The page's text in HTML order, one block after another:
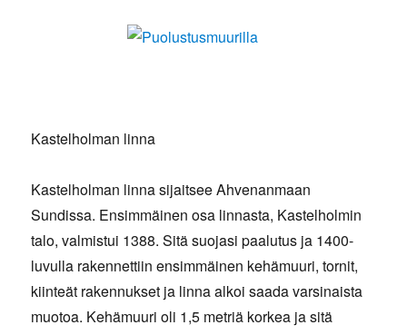
Kastelholman linna
Kastelholman linna sijaitsee Ahvenanmaan
Sundissa. Ensimmäinen osa linnasta, Kastelholmin
talo, valmistui 1388. Sitä suojasi paalutus ja 1400-
luvulla rakennettiin ensimmäinen kehämuuri, tornit,
kiinteät rakennukset ja linna alkoi saada varsinaista
muotoa. Kehämuuri oli 1,5 metriä korkea ja sitä